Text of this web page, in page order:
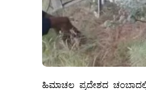
ಹಿಮಾಚಲ ಪ್ರದೇಶದ